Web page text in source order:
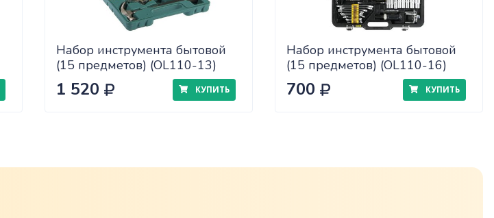
Набор инструмента бытовой
(15 предметов) (OL110-13)
1 520 КУПИТЬ
Набор инструмента бытовой
(15 предметов) (OL110-16)
700 КУПИТЬ